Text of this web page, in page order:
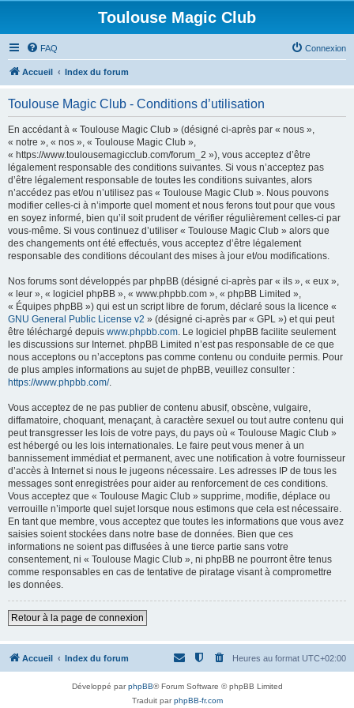
Toulouse Magic Club
FAQ Connexion
Accueil Index du forum
Toulouse Magic Club - Conditions d’utilisation
En accédant à « Toulouse Magic Club » (désigné ci-après par « nous »,
« notre », « nos », « Toulouse Magic Club »,
« https://www.toulousemagicclub.com/forum_2 »), vous acceptez d’être
légalement responsable des conditions suivantes. Si vous n’acceptez pas
d’être légalement responsable de toutes les conditions suivantes, alors
n’accédez pas et/ou n’utilisez pas « Toulouse Magic Club ». Nous pouvons
modifier celles-ci à n’importe quel moment et nous ferons tout pour que vous
en soyez informé, bien qu’il soit prudent de vérifier régulièrement celles-ci par
vous-même. Si vous continuez d’utiliser « Toulouse Magic Club » alors que
des changements ont été effectués, vous acceptez d’être légalement
responsable des conditions découlant des mises à jour et/ou modifications.
Nos forums sont développés par phpBB (désigné ci-après par « ils », « eux »,
« leur », « logiciel phpBB », « www.phpbb.com », « phpBB Limited »,
« Équipes phpBB ») qui est un script libre de forum, déclaré sous la licence «
GNU General Public License v2 » (désigné ci-après par « GPL ») et qui peut
être téléchargé depuis www.phpbb.com. Le logiciel phpBB facilite seulement
les discussions sur Internet. phpBB Limited n’est pas responsable de ce que
nous acceptons ou n’acceptons pas comme contenu ou conduite permis. Pour
de plus amples informations au sujet de phpBB, veuillez consulter :
https://www.phpbb.com/.
Vous acceptez de ne pas publier de contenu abusif, obscène, vulgaire,
diffamatoire, choquant, menaçant, à caractère sexuel ou tout autre contenu qui
peut transgresser les lois de votre pays, du pays où « Toulouse Magic Club »
est hébergé ou les lois internationales. Le faire peut vous mener à un
bannissement immédiat et permanent, avec une notification à votre fournisseur
d’accès à Internet si nous le jugeons nécessaire. Les adresses IP de tous les
messages sont enregistrées pour aider au renforcement de ces conditions.
Vous acceptez que « Toulouse Magic Club » supprime, modifie, déplace ou
verrouille n’importe quel sujet lorsque nous estimons que cela est nécessaire.
En tant que membre, vous acceptez que toutes les informations que vous avez
saisies soient stockées dans notre base de données. Bien que ces
informations ne soient pas diffusées à une tierce partie sans votre
consentement, ni « Toulouse Magic Club », ni phpBB ne pourront être tenus
comme responsables en cas de tentative de piratage visant à compromettre
les données.
Retour à la page de connexion
Accueil Index du forum Heures au format UTC+02:00
Développé parphpBB® Forum Software © phpBB Limited
Traduit parphpBB-fr.com